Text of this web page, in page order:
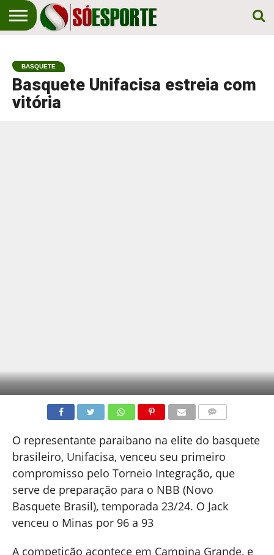
EM
PRIMEIRO
ESPORTE
BASQUETE
Basquete Unifacisa estreia com
vitória
O representante paraibano na elite do basquete
brasileiro, Unifacisa, venceu seu primeiro
compromisso pelo Torneio Integração, que
serve de preparação para o NBB (Novo
Basquete Brasil), temporada 23/24. O Jack
venceu o Minas por 96 a 93
A competição acontece em Campina Grande, e